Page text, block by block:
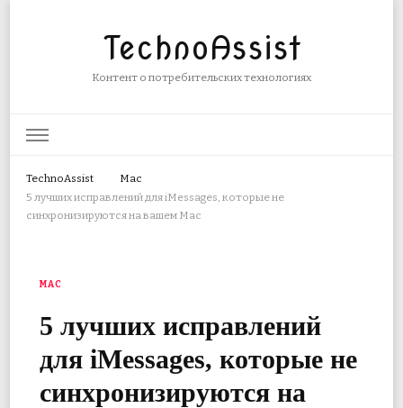
TechnoAssist
Контент о потребительских технологиях
TechnoAssist
Mac
5 лучших исправлений для iMessages, которые не
синхронизируются на вашем Mac
MAC
5 лучших исправлений
для iMessages, которые не
синхронизируются на